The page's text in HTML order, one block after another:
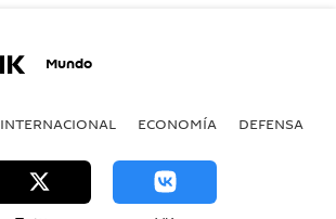
Mundo
INTERNACIONAL ECONOMÍA DEFENSA